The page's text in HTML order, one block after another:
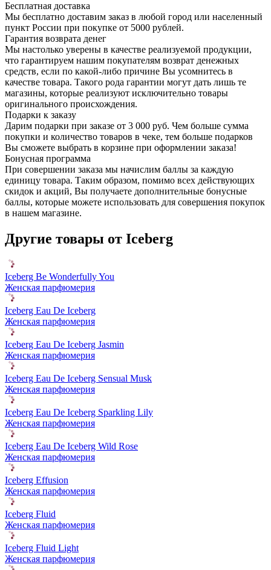
Бесплатная доставка
Мы бесплатно доставим заказ в любой город или населенный
пункт России при покупке от 5000 рублей.
Гарантия возврата денег
Мы настолько уверены в качестве реализуемой продукции,
что гарантируем нашим покупателям возврат денежных
средств, если по какой-либо причине Вы усомнитесь в
качестве товара. Такого рода гарантии могут дать лишь те
магазины, которые реализуют исключительно товары
оригинального происхождения.
Подарки к заказу
Дарим подарки при заказе от 3 000 руб. Чем больше сумма
покупки и количество товаров в чеке, тем больше подарков
Вы сможете выбрать в корзине при оформлении заказа!
Бонусная программа
При совершении заказа мы начислим баллы за каждую
единицу товара. Таким образом, помимо всех действующих
скидок и акций, Вы получаете дополнительные бонусные
баллы, которые можете использовать для совершения покупок
в нашем магазине.
Другие товары от Iceberg
Iceberg Be Wonderfully You
Женская парфюмерия
Iceberg Eau De Iceberg
Женская парфюмерия
Iceberg Eau De Iceberg Jasmin
Женская парфюмерия
Iceberg Eau De Iceberg Sensual Musk
Женская парфюмерия
Iceberg Eau De Iceberg Sparkling Lily
Женская парфюмерия
Iceberg Eau De Iceberg Wild Rose
Женская парфюмерия
Iceberg Effusion
Женская парфюмерия
Iceberg Fluid
Женская парфюмерия
Iceberg Fluid Light
Женская парфюмерия